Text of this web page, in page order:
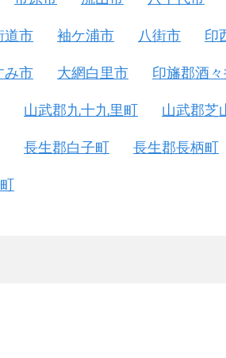
道市 袖ケ浦市 八街市 印
み市 大網白里市 印旛郡酒々
山武郡九十九里町 山武郡芝
長生郡白子町 長生郡長柄町